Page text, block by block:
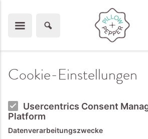
Cookie-Einstellungen
Usercentrics Consent
Platform
Datenverarbeitungszwecke